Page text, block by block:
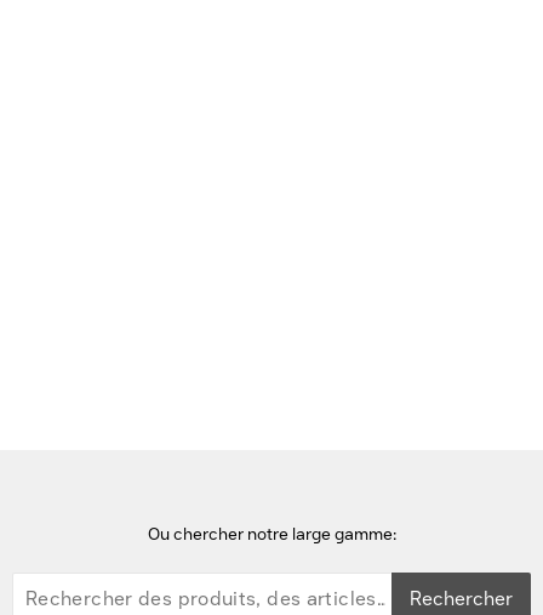
Ou chercher notre large gamme:
Rechercher